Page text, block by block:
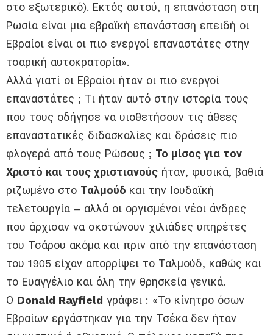
στο εξωτερικό). Εκτός αυτού, η επανάσταση στη
Ρωσία είναι μια εβραϊκή επανάσταση επειδή οι ​​
Εβραίοι είναι οι πιο ενεργοί επαναστάτες στην
τσαρική αυτοκρατορία».
Αλλά γιατί οι Εβραίοι ήταν οι πιο ενεργοί
επαναστάτες ; Τι ήταν αυτό στην ιστορία τους
που τους οδήγησε να υιοθετήσουν τις άθεες
επαναστατικές διδασκαλίες και δράσεις πιο
φλογερά από τους Ρώσους ; Το μίσος για τον
Χριστό και τους χριστιανούς ήταν, φυσικά, βαθιά
ριζωμένο στο Ταλμούδ και την Ιουδαϊκή
τελετουργία – αλλά οι οργισμένοι νέοι άνδρες
που άρχισαν να σκοτώνουν χιλιάδες υπηρέτες
του Τσάρου ακόμα και πριν από την επανάσταση
του 1905 είχαν απορρίψει το Ταλμούδ, καθώς και
το Ευαγγέλιο και όλη την θρησκεία γενικά.
Ο Donald Rayfield γράφει : «Το κίνητρο όσων
Εβραίων εργάστηκαν για την Τσέκα δεν ήταν